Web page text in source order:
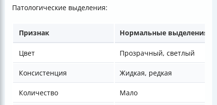
Патологические выделения:
Признак Нормальные выделения
Цвет Прозрачный, светлый
Консистенция Жидкая, редкая
Количество Мало